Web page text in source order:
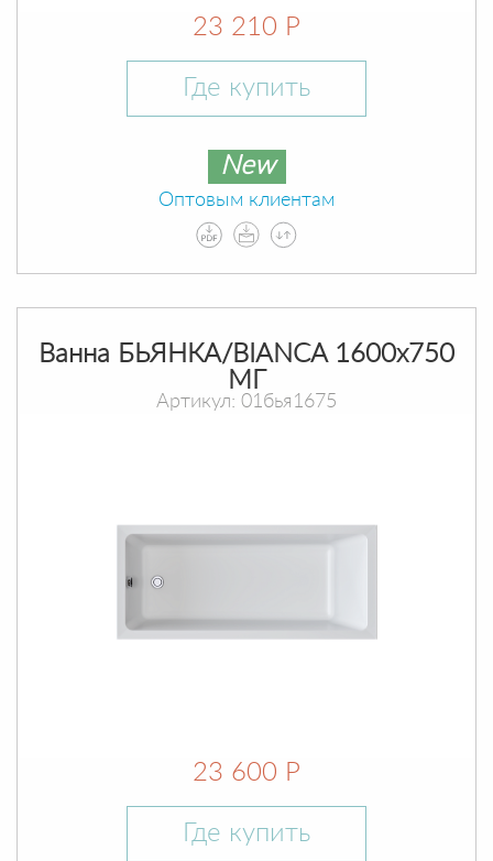
23 210 Р
Где купить
New
Оптовым клиентам
Ванна БЬЯНКА/BIANCA 1600х750
МГ
Артикул: 01бья1675
23 600 Р
Где купить